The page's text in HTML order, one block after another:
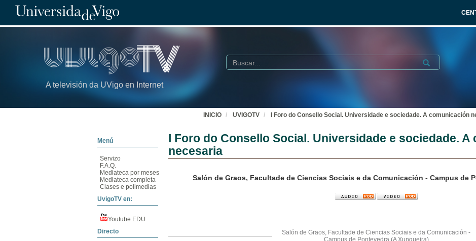
A televisión da UVigo en Internet
Buscar Submit
INICIO UVIGOTV I Foro do Consello Social. Universidade e sociedade. A comunicación
Menú
Servizo
F.A.Q.
Mediateca por meses
Mediateca completa
Clases e polimedias
UvigoTV en:
Youtube EDU
Directo
I Foro do Consello Social. Universidade e sociedade. A
necesaria
Salón de Graos, Facultade de Ciencias Sociais e da Comunicación - Campus de
Salón de Graos, Facultade de Ciencias Sociais e da Comunicación -
Campus de Pontevedra (A Xunqueira)